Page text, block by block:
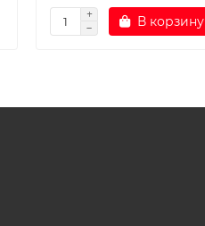
В корзину